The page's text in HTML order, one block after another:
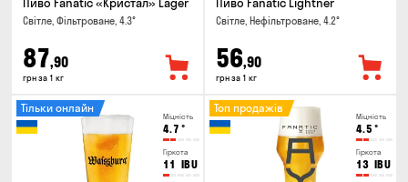
Світле, Фільтроване, 4.3°
87,90
грн за 1 кг
Світле, Нефільтроване, 4.2°
56,90
грн за 1 кг
Міцність
4.7 °
Гіркота
11 IBU
Тільки онлайн
Міцність
4.5 °
Гіркота
13 IBU
Топ продажів